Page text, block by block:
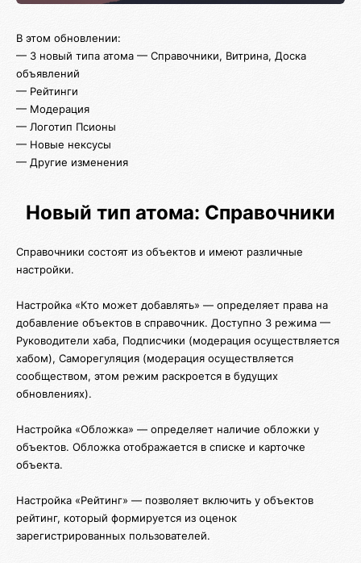
В этом обновлении:
— 3 новый типа атома — Справочники, Витрина, Доска
объявлений
— Рейтинги
— Модерация
— Логотип Псионы
— Новые нексусы
— Другие изменения
Новый тип атома: Справочники
Справочники состоят из объектов и имеют различные
настройки.
Настройка «Кто может добавлять» — определяет права на
добавление объектов в справочник. Доступно 3 режима —
Руководители хаба, Подписчики (модерация осуществляется
хабом), Саморегуляция (модерация осуществляется
сообществом, этом режим раскроется в будущих
обновлениях).
Настройка «Обложка» — определяет наличие обложки у
объектов. Обложка отображается в списке и карточке
объекта.
Настройка «Рейтинг» — позволяет включить у объектов
рейтинг, который формируется из оценок
зарегистрированных пользователей.